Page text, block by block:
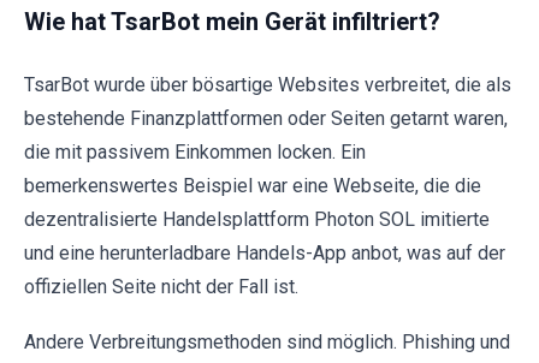
Wie hat TsarBot mein Gerät infiltriert?
TsarBot wurde über bösartige Websites verbreitet, die als
bestehende Finanzplattformen oder Seiten getarnt waren,
die mit passivem Einkommen locken. Ein
bemerkenswertes Beispiel war eine Webseite, die die
dezentralisierte Handelsplattform Photon SOL imitierte
und eine herunterladbare Handels-App anbot, was auf der
offiziellen Seite nicht der Fall ist.
Andere Verbreitungsmethoden sind möglich. Phishing und